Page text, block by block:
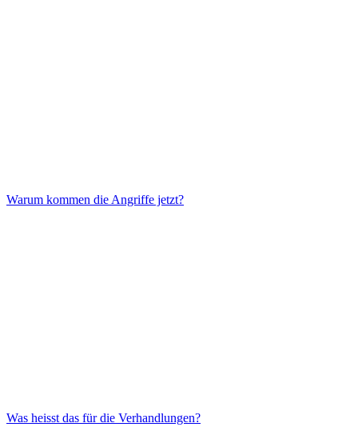
Warum kommen die Angriffe jetzt?
Was heisst das für die Verhandlungen?